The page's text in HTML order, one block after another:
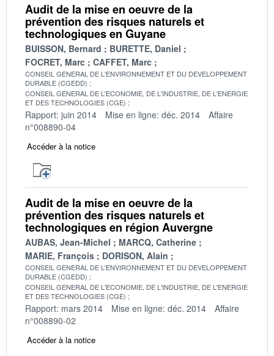
Audit de la mise en oeuvre de la
prévention des risques naturels et
technologiques en Guyane
BUISSON, Bernard
BURETTE, Daniel
FOCRET, Marc
CAFFET, Marc
CONSEIL GENERAL DE L'ENVIRONNEMENT ET DU DEVELOPPEMENT
DURABLE (CGEDD)
CONSEIL GENERAL DE L'ECONOMIE, DE L'INDUSTRIE, DE L'ENERGIE
ET DES TECHNOLOGIES (CGE)
Rapport: juin 2014 Mise en ligne: déc. 2014
Affaire
n°008890-04
Accéder à la notice
Audit de la mise en oeuvre de la
prévention des risques naturels et
technologiques en région Auvergne
AUBAS, Jean-Michel
MARCQ, Catherine
MARIE, François
DORISON, Alain
CONSEIL GENERAL DE L'ENVIRONNEMENT ET DU DEVELOPPEMENT
DURABLE (CGEDD)
CONSEIL GENERAL DE L'ECONOMIE, DE L'INDUSTRIE, DE L'ENERGIE
ET DES TECHNOLOGIES (CGE)
Rapport: mars 2014 Mise en ligne: déc. 2014
Affaire
n°008890-02
Accéder à la notice